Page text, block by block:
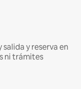
y reserva en
ni trámites